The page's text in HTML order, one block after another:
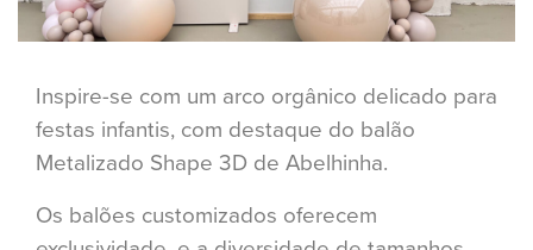
Inspire-se com um arco orgânico delicado para
festas infantis, com destaque do balão
Metalizado Shape 3D de Abelhinha.
Os balões customizados oferecem